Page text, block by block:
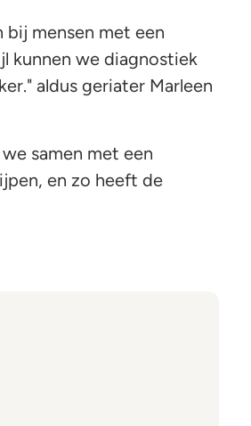
mensen met een
kunnen we diagnostiek
aldus geriater Marleen
samen met een
en zo heeft de